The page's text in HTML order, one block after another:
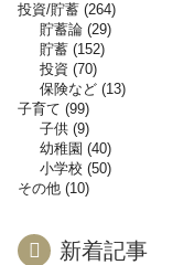
投資/貯蓄 264
貯蓄論 29
貯蓄 152
投資 70
保険など 13
子育て 99
子供 9
幼稚園
40
小学校 50
その他 10
新着記事